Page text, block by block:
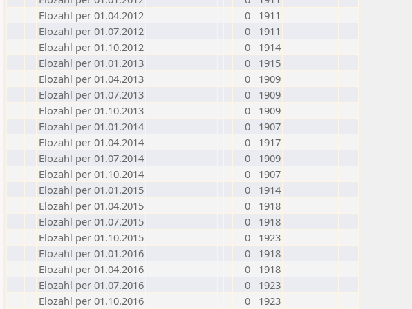
Elozahl per 01.04.2012
0
1911
Elozahl per 01.07.2012
0
1911
Elozahl per 01.10.2012
0
1914
Elozahl per 01.01.2013
0
1915
Elozahl per 01.04.2013
0
1909
Elozahl per 01.07.2013
0
1909
Elozahl per 01.10.2013
0
1909
Elozahl per 01.01.2014
0
1907
Elozahl per 01.04.2014
0
1917
Elozahl per 01.07.2014
0
1909
Elozahl per 01.10.2014
0
1907
Elozahl per 01.01.2015
0
1914
Elozahl per 01.04.2015
0
1918
Elozahl per 01.07.2015
0
1918
Elozahl per 01.10.2015
0
1923
Elozahl per 01.01.2016
0
1918
Elozahl per 01.04.2016
0
1918
Elozahl per 01.07.2016
0
1923
Elozahl per 01.10.2016
0 1923